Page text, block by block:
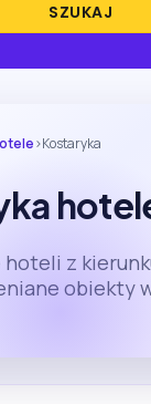
SZUKAJ
›Kostaryka
z
obiekty